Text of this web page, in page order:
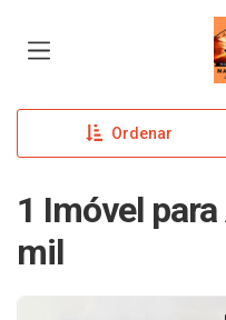
Ordenar
1 Imóvel
mil